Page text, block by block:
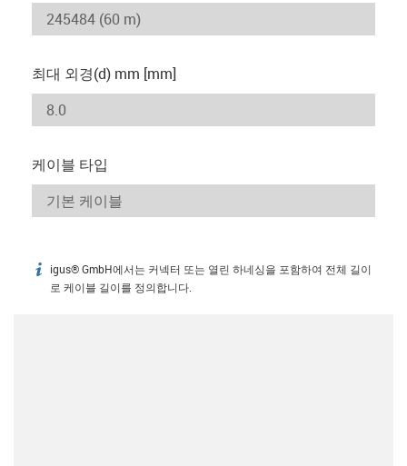
최대 외경(d) mm [mm]
케이블 타입
igus-icon-info
igus® GmbH에서는 커넥터 또는 열린 하네싱을 포함하여 전체 길이
로 케이블 길이를 정의합니다.